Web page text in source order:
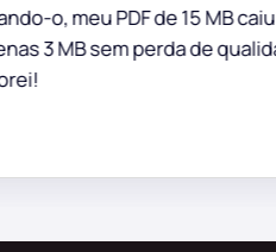
meu PDF de 15 MB caiu para
MB sem perda de qualidade.